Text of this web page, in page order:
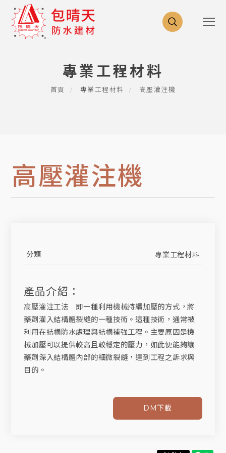
專業工程材料
首頁 專業工程材料 高壓灌注機
高壓灌注機
分類 專業工程材料
產品介紹：
高壓灌注工法 即一種利用機械持續加壓的方式，將
藥劑灌入結構體裂縫的一種技術。這種技術，通常被
利用在結構防水處理與結構補強工程。主要原因是機
械加壓可以提供較高且較穩定的壓力，如此便能夠讓
藥劑深入結構體內部的細微裂縫，達到工程之訴求與
目的。
DM下載